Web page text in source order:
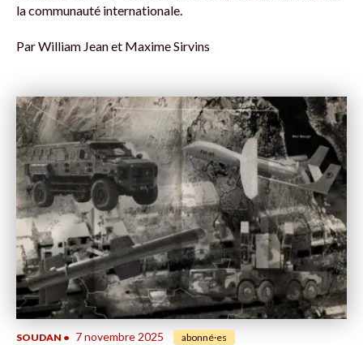
la communauté internationale.
ParWilliam Jean et Maxime Sirvins
SOUDAN • 7 novembre 2025 abonné·es